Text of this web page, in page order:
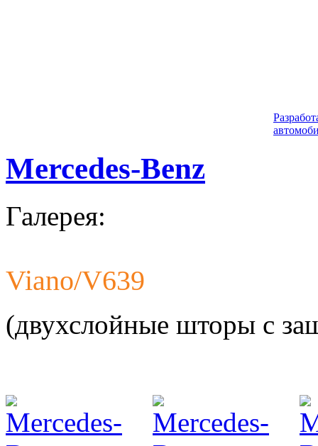
Mercedes-Benz
Галерея:
Viano/V639
(двухслойные шторы с